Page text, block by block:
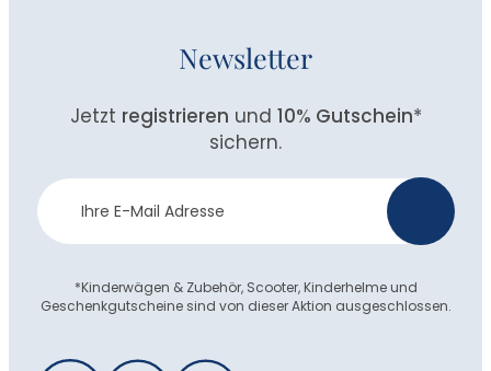
Newsletter
Jetzt registrieren und 10% Gutschein*
sichern.
Newsletter
Anmeldung
*Kinderwägen & Zubehör, Scooter, Kinderhelme und
Geschenkgutscheine sind von dieser Aktion ausgeschlossen.